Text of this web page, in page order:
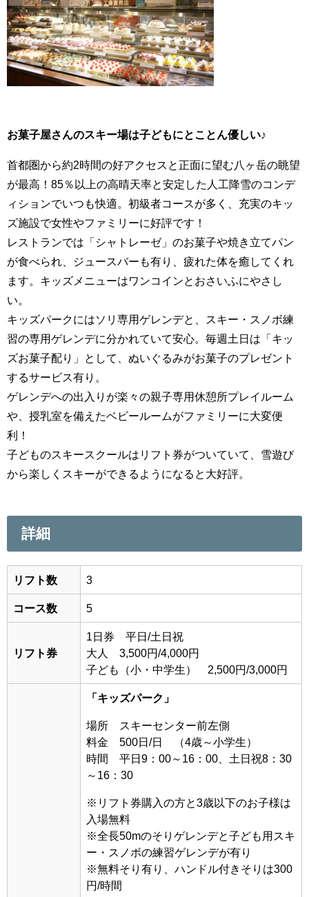
お菓子屋さんのスキー場は子どもにとことん優しい♪
首都圏から約2時間の好アクセスと正面に望む八ヶ岳の眺望
が最高！85％以上の高晴天率と安定した人工降雪のコンデ
ィションでいつも快適。初級者コースが多く、充実のキッ
ズ施設で女性やファミリーに好評です！
レストランでは「シャトレーゼ」のお菓子や焼き立てパン
が食べられ、ジュースバーも有り、疲れた体を癒してくれ
ます。キッズメニューはワンコインとおさいふにやさし
い。
キッズパークにはソリ専用ゲレンデと、スキー・スノボ練
習の専用ゲレンデに分かれていて安心。毎週土日は「キッ
ズお菓子配り」として、ぬいぐるみがお菓子のプレゼント
するサービス有り。
ゲレンデへの出入りが楽々の親子専用休憩所プレイルーム
や、授乳室を備えたベビールームがファミリーに大変便
利！
子どものスキースクールはリフト券がついていて、雪遊び
から楽しくスキーができるようになると大好評。
詳細
リフト数 3
コース数 5
リフト券
1日券 平日/土日祝
大人 3,500円/4,000円
子ども（小・中学生） 2,500円/3,000円
「キッズパーク」
場所 スキーセンター前左側
料金 500日/日 （4歳～小学生）
時間 平日9：00～16：00、土日祝8：30
～16：30
※ リフト券購入の方と3歳以下のお子様は
入場無料
※全長50mのそりゲレンデと子ども用スキ
ー・スノボの練習ゲレンデが有り
※無料そり有り、ハンドル付きそりは300
円/時間